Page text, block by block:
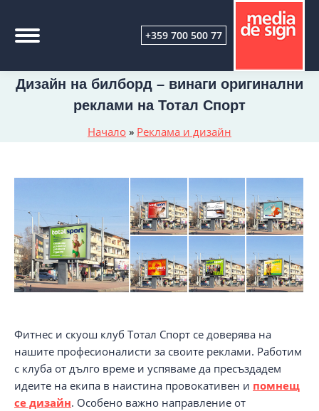
+359 700 500 77
Начало » Реклама и дизайн
Дизайн на билборд – винаги оригинални
реклами на Тотал Спорт
Фитнес и скуош клуб Тотал Спорт се доверява на
нашите професионалисти за своите реклами. Работим
с клуба от дълго време и успяваме да пресъздадем
идеите на екипа в наистина провокативен и помнещ
се дизайн. Особено важно направление от